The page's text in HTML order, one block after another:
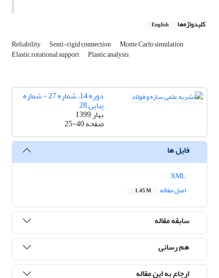
کلیدواژه‌ها English
Reliability Semi-rigid connection Monte Carlo simulation
Elastic rotational support Plastic analysis
دوره 14، شماره 27 - شماره
پیاپی 28
بهار 1399
صفحه25-40
فایل ها
اصل مقاله
1.45 M
سابقه مقاله
هم رسانی
ارجاع به این مقاله